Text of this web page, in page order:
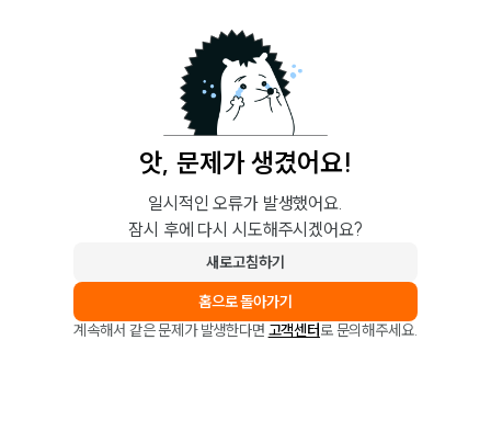
앗, 문제가 생겼어요!
일시적인 오류가 발생했어요.
잠시 후에 다시 시도해주시겠어요?
새로고침하기
홈으로 돌아가기
계속해서 같은 문제가 발생한다면 고객센터로 문의해주세요.